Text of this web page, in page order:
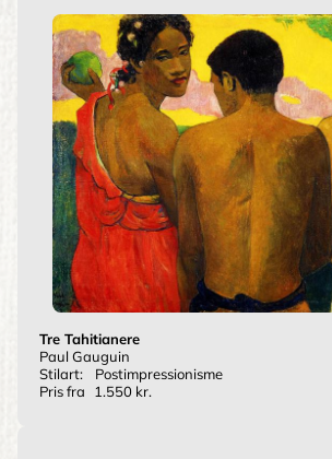
Tre Tahitianere
Paul Gauguin
Stilart:
Postimpressionisme
Pris fra
1.550 kr.